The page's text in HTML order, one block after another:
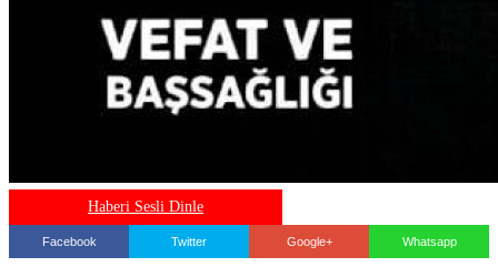
Haberi Sesli Dinle
Facebook Twitter Google+ Whatsapp